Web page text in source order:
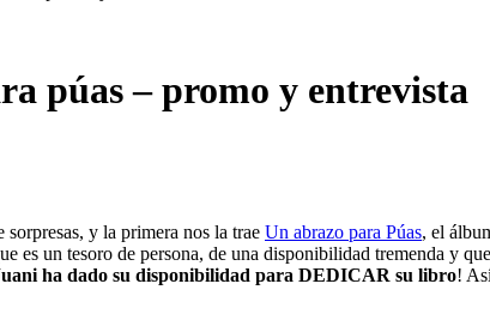
púas – promo y entrevista
sorpresas, y la primera nos la trae Un abrazo para Púas, el
es un tesoro de persona, de una disponibilidad tremenda y
ha dado su disponibilidad para DEDICAR su libro!